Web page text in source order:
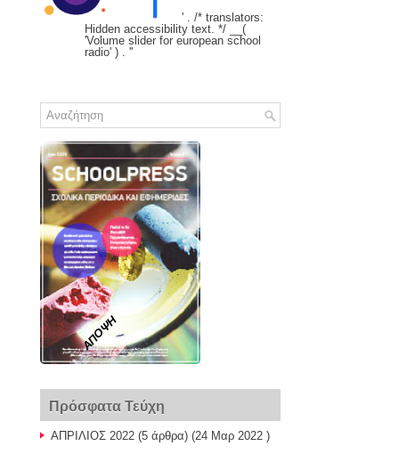
' . /* translators:
Hidden accessibility text. */ __(
'Volume slider for european school
radio' ) . ''
ΑΠΟΨΗ
Πρόσφατα Τεύχη
ΑΠΡΙΛΙΟΣ 2022 (5 άρθρα) (24 Μαρ 2022 )